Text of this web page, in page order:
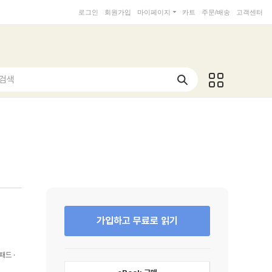
로그인 회원가입 마이페이지 카트 주문/배송 고객센터
색
드
가입하고 무료로 읽기